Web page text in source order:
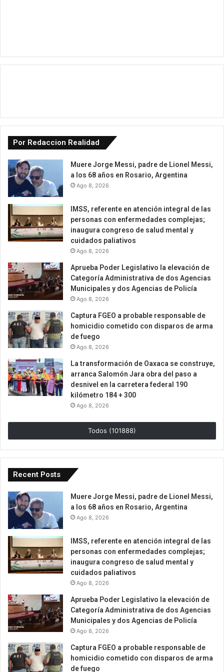
Por Redaccion Realidad
Muere Jorge Messi, padre de Lionel Messi,
a los 68 años en Rosario, Argentina
Ago 8, 2026
IMSS, referente en atención integral de las
personas con enfermedades complejas;
inaugura congreso de salud mental y
cuidados paliativos
Ago 8, 2026
Aprueba Poder Legislativo la elevación de
Categoría Administrativa de dos Agencias
Municipales y dos Agencias de Policía
Ago 8, 2026
Captura FGEO a probable responsable de
homicidio cometido con disparos de arma
de fuego
Ago 8, 2026
La transformación de Oaxaca se construye,
arranca Salomón Jara obra del paso a
desnivel en la carretera federal 190
kilómetro 184 + 300
Ago 8, 2026
Todos (101888)
Recent Posts
Muere Jorge Messi, padre de Lionel Messi,
a los 68 años en Rosario, Argentina
Ago 8, 2026
IMSS, referente en atención integral de las
personas con enfermedades complejas;
inaugura congreso de salud mental y
cuidados paliativos
Ago 8, 2026
Aprueba Poder Legislativo la elevación de
Categoría Administrativa de dos Agencias
Municipales y dos Agencias de Policía
Ago 8, 2026
Captura FGEO a probable responsable de
homicidio cometido con disparos de arma
de fuego